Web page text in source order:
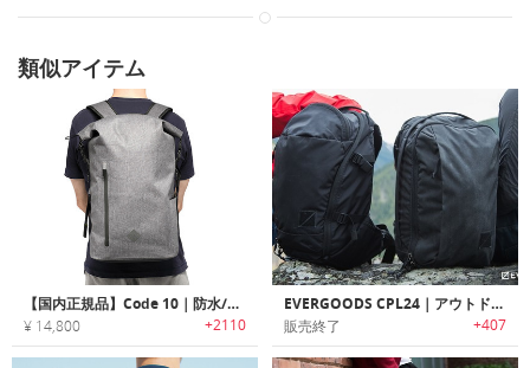
類似アイテム
【国内正規品】Code 10｜防水/盗難防止機能搭載ロールダウンスタイルバックパック「コード10」
¥ 14,800 +2110
EVERGOODS CPL24｜アウトドア/都市でシームレスな利用を可能にする汎用性に優れたバックパック
販売終了 +407